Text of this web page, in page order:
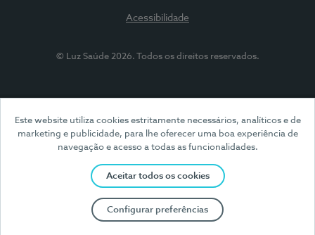
Este website utiliza cookies estritamente necessários, analíticos e de
marketing e publicidade, para lhe oferecer uma boa experiência de
navegação e acesso a todas as funcionalidades.
Aceitar todos os cookies
Configurar preferências
Acessibilidade
© Luz Saúde 2026. Todos os direitos reservados.